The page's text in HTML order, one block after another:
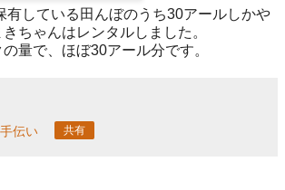
有している田んぼのうち30アールしかや
ちゃんはレンタルしました。
量で、ほぼ30アール分です。
伝い 共有